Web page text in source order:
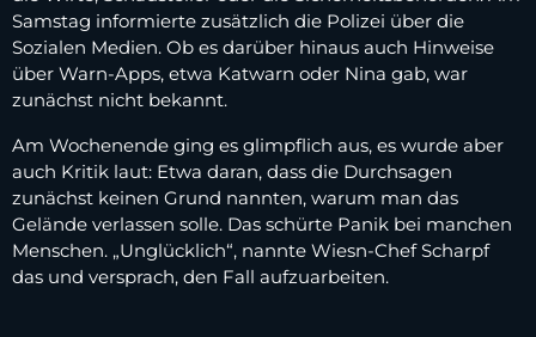
Samstag informierte zusätzlich die Polizei über die
Sozialen Medien. Ob es darüber hinaus auch Hinweise
über Warn-Apps, etwa Katwarn oder Nina gab, war
zunächst nicht bekannt.
Am Wochenende ging es glimpflich aus, es wurde aber
auch Kritik laut: Etwa daran, dass die Durchsagen
zunächst keinen Grund nannten, warum man das
Gelände verlassen solle. Das schürte Panik bei manchen
Menschen. „Unglücklich“, nannte Wiesn-Chef Scharpf
das und versprach, den Fall aufzuarbeiten.